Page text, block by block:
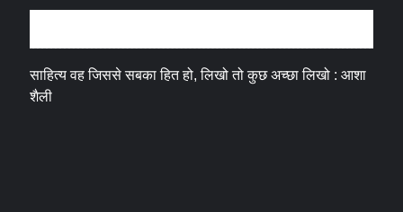
साहित्य वह जिससे सबका हित हो, लिखो तो कुछ अच्छा लिखो : आशा
शैली